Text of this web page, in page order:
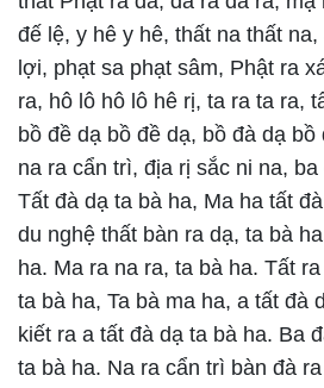
đế lệ, y hê y hê, thất na thất
lợi, phạt sa phạt sâm, Phật ra
ra, hô lô hô lô hê rị, ta ra ta ra,
bồ đề dạ bồ đề dạ, bồ đà dạ bồ
na ra cẩn trì, địa rị sắc ni na,
Tất đà dạ ta bà ha, Ma ha tất
du nghệ thất bàn ra dạ, ta bà
ha. Ma ra na ra, ta bà ha. Tất
ta bà ha, Ta bà ma ha, a tất đà
kiết ra a tất đà dạ ta bà ha. Ba
ta bà ha. Na ra cẩn trì bàn đà